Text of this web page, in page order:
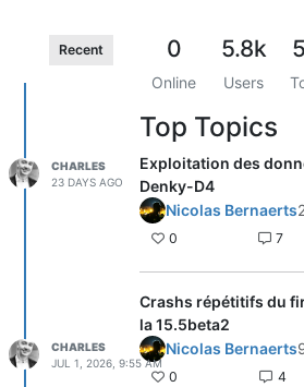
Recent
CHARLES
23 DAYS AGO
CHARLES
JUL 1, 2026, 9:55 AM
0
Online
5.8k
Users
Top Topics
Exploitation des
Denky-D4
Nicolas Bernaerts
0 7
Crashs répétitifs du
la 15.5beta2
Nicolas Bernaerts
0 4